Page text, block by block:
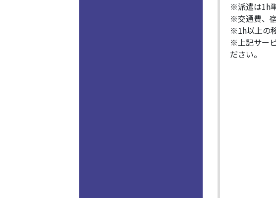
※派遣は1h
※交通費、
※1h以上の
※上記サー
ださい。